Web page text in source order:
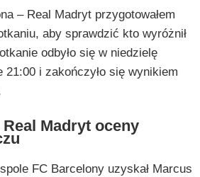
– Real Madryt przygotowałem
aby sprawdzić kto wyróżnił
odbyło się w niedzielę
21:00 i zakończyło się wynikiem
Madryt oceny
FC Barcelony uzyskał Marcus